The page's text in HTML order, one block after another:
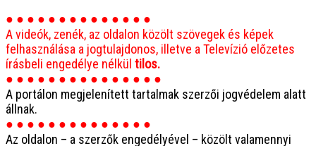
● ● ● ● ● ● ● ● ● ● ● ● ● ●
A videók, zenék, az oldalon közölt szövegek és képek
felhasználása a jogtulajdonos, illetve a Televízió előzetes
írásbeli engedélye nélkül tilos.
● ● ● ● ● ● ● ● ● ● ● ● ● ● ●
A portálon megjelenített tartalmak szerzői jogvédelem alatt
állnak.
● ● ● ● ● ● ● ● ● ● ● ● ● ●
Az oldalon – a szerzők engedélyével – közölt valamennyi